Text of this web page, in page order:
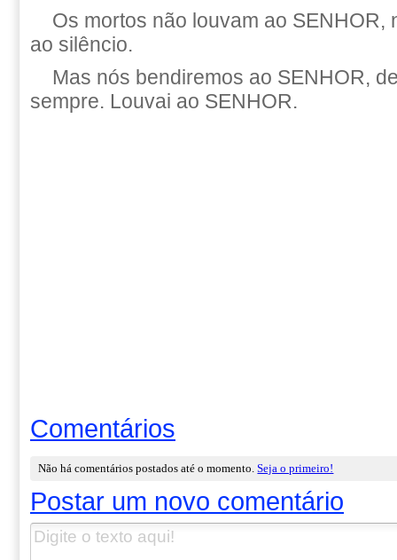
Os mortos não louvam ao SENHOR,
ao silêncio.
Mas nós bendiremos ao SENHOR,
sempre. Louvai ao SENHOR.
Comentários
Não há comentários postados até o momento.Seja o primeiro!
Postar um novo comentário